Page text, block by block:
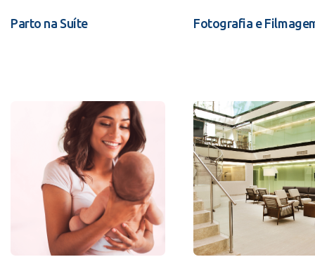
Parto na Suíte Fotografia e